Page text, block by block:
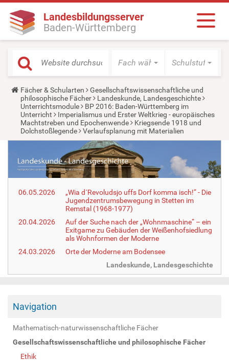
Landesbildungsserver
Baden-Württemberg
Fach wählen Schulstufe
Y
o
u
a
r
e
h
e
:
Fächer & Schularten
Gesellschaftswissenschaftliche und
philosophische Fächer
Landeskunde, Landesgeschichte
Unterrichtsmodule
BP 2016: Baden-Württemberg im
Unterricht
Imperialismus und Erster Weltkrieg - europäisches
Machtstreben und Epochenwende
Kriegsende 1918 und
Dolchstoßlegende
Verlaufsplanung mit Materialien
06.05.2026
„Wia d´Revoludsjo uffs Dorf komma isch!“ - Die
Jugendzentrumsbewegung in Stetten im
Remstal (1968-1977)
20.04.2026
Auf der Suche nach der „Wohnmaschine“ – ein
Exitgame zu Gebäuden der Weißenhofsiedlung
als Wohnformen der Moderne
24.03.2026
Orte der Moderne am Bodensee
Landeskunde, Landesgeschichte
Navigation
Mathematisch-naturwissenschaftliche Fächer
Gesellschaftswissenschaftliche und philosophische Fächer
Ethik